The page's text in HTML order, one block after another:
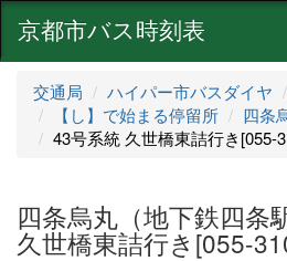
京都市バス時刻表
交通局 ハイパー市バスダイヤ
【し】で始まる停留所
四条
43号系統 久世橋東詰行き[055-
四条烏丸（地下鉄四条
久世橋東詰行き[055-